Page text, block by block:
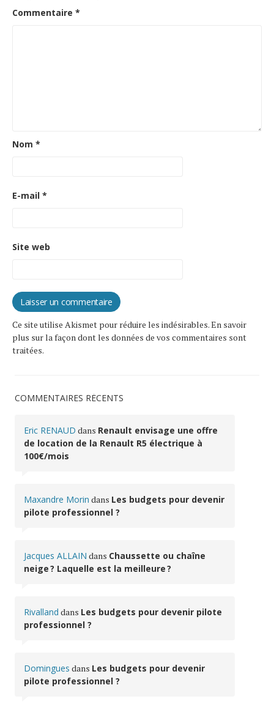
Commentaire *
Nom *
E-mail *
Site web
Ce site utilise Akismet pour réduire les indésirables.En savoir
plus sur la façon dont les données de vos commentaires sont
traitées.
COMMENTAIRES RÉCENTS
Eric RENAUD dans Renault envisage une offre
de location de la Renault R5 électrique à
100€/mois
Maxandre Morin dans Les budgets pour devenir
pilote professionnel ?
Jacques ALLAIN dans Chaussette ou chaîne
neige ? Laquelle est la meilleure ?
Rivalland dans Les budgets pour devenir pilote
professionnel ?
Domingues dans Les budgets pour devenir
pilote professionnel ?